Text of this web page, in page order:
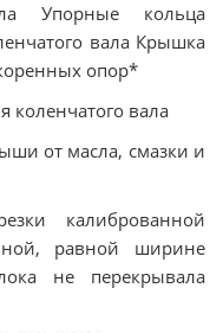
Упорные кольца
вала Крышка
опор*
коленчатого вала
от масла, смазки и
калиброванной
равной ширине
не перекрывала